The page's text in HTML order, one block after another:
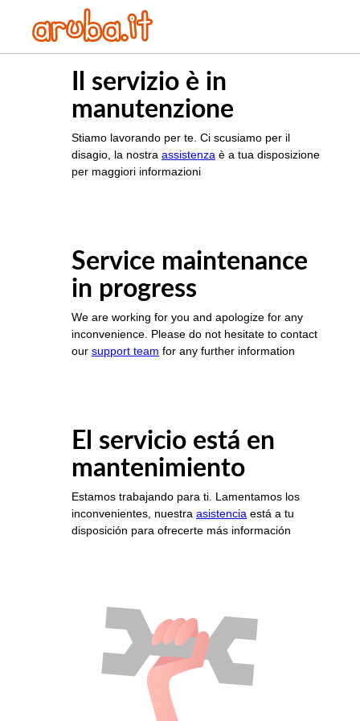
Il servizio è in
manutenzione
Stiamo lavorando per te. Ci scusiamo per il
disagio, la nostra assistenza è a tua disposizione
per maggiori informazioni
Service maintenance
in progress
We are working for you and apologize for any
inconvenience. Please do not hesitate to contact
our support team for any further information
El servicio está en
mantenimiento
Estamos trabajando para ti. Lamentamos los
inconvenientes, nuestra asistencia está a tu
disposición para ofrecerte más información